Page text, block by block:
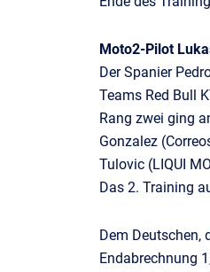
Moto2-Pilot
Der Spanier
Teams Red Bull
Rang zwei ging
Gonzalez
Tulovic (LIQUI
Das 2. Training
Dem Deutschen,
Endabrechnung